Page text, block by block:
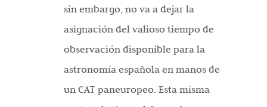
sin embargo, no va a dejar la
asignación del valioso tiempo de
observación disponible para la
astronomía española en manos de
un CAT paneuropeo. Esta misma